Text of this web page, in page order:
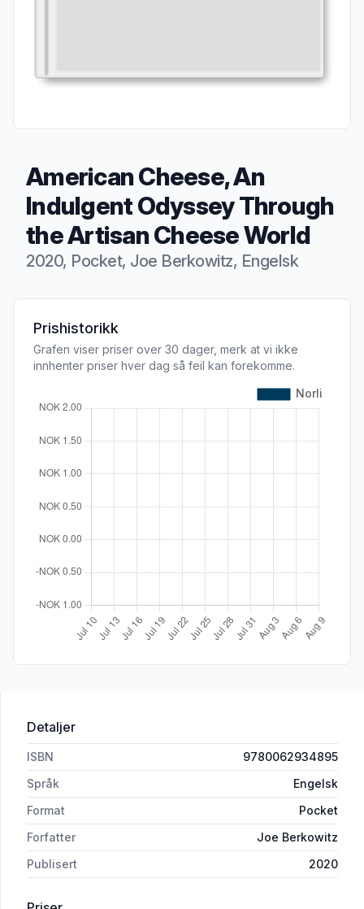
American Cheese, An
Indulgent Odyssey Through
the Artisan Cheese World
2020, Pocket, Joe Berkowitz, Engelsk
Produktbeskrivelse
Prishistorikk
Grafen viser priser over 30 dager, merk at vi ikke
innhenter priser hver dag så feil kan forekomme.
Detaljer
ISBN
9780062934895
Språk
Engelsk
Format
Pocket
Forfatter
Joe Berkowitz
Publisert
2020